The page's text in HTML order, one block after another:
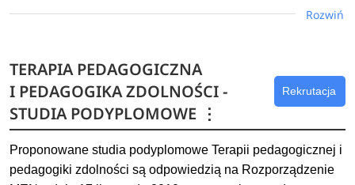
psychologiczno-pedagogicznej wobec uczniów ze
umożliwiających przestrzeganie zasad etyki
zawodowej, współdziałanie z innymi nauczycielami
oraz rodzicami dziecka z ze specjalnymi potrzebami
edukacyjnymi, a także promowanie kultury inkluzyjnej.
Dowiedz się więcej
Rozwiń
TERAPIA PEDAGOGICZNA
I PEDAGOGIKA ZDOLNOŚCI -
STUDIA PODYPLOMOWE ⋮
Rekrutacja
Proponowane studia podyplomowe Terapii pedagogicznej i
pedagogiki zdolności są odpowiedzią na Rozporządzenie